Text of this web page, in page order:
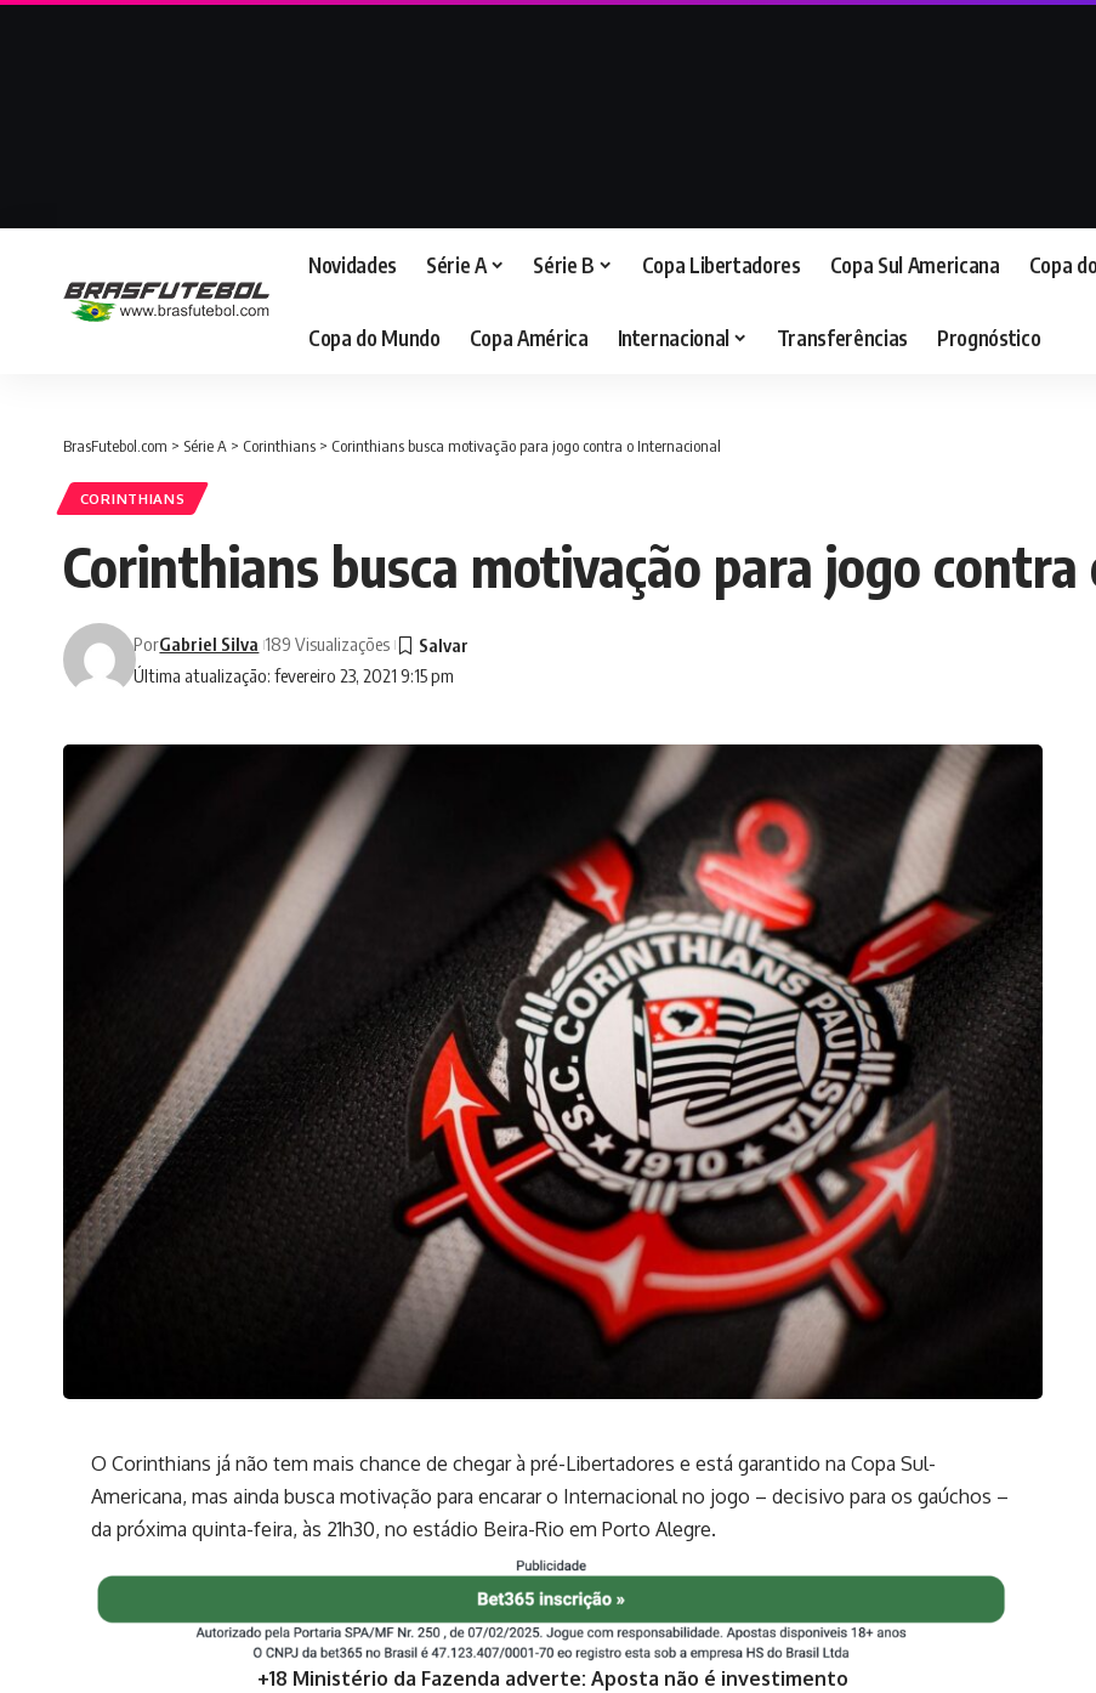
Novidades Série A Série B Copa Libertadores Copa Sul Americana Copa
Copa do Mundo Copa América Internacional Transferências Prognóstico
BrasFutebol.com > Série A > Corinthians > Corinthians busca motivação para jogo contra o Internacional
CORINTHIANS
Corinthians busca motivação para jogo
Última atualização: fevereiro 23, 2021 9:15 pm
PorGabriel Silva 189 Visualizações
O Corinthians já não tem mais chance de chegar à pré-Libertadores e está garantido na Copa Sul-
Americana, mas ainda busca motivação para encarar o Internacional no jogo – decisivo para os gaúchos –
da próxima quinta-feira, às 21h30, no estádio Beira-Rio em Porto Alegre.
+18 Ministério da Fazenda adverte: Aposta não é investimento